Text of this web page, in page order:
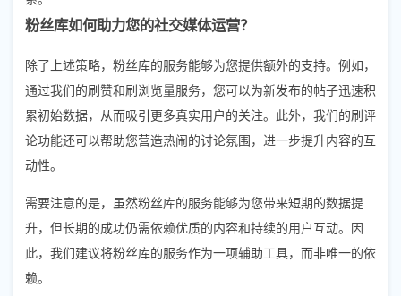
粉丝库如何助力您的社交媒体运营？
除了上述策略，粉丝库的服务能够为您提供额外的支持。例如，
通过我们的刷赞和刷浏览量服务，您可以为新发布的帖子迅速积
累初始数据，从而吸引更多真实用户的关注。此外，我们的刷评
论功能还可以帮助您营造热闹的讨论氛围，进一步提升内容的互
动性。
需要注意的是，虽然粉丝库的服务能够为您带来短期的数据提
升，但长期的成功仍需依赖优质的内容和持续的用户互动。因
此，我们建议将粉丝库的服务作为一项辅助工具，而非唯一的依
赖。